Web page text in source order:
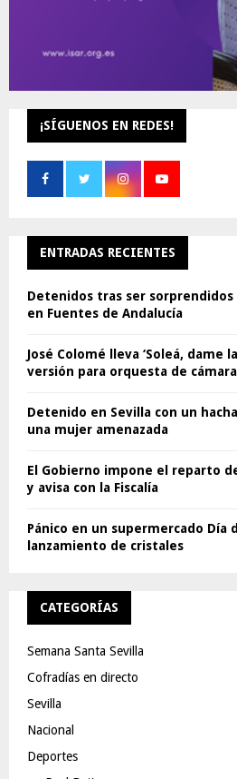
¡SÍGUENOS EN REDES!
ENTRADAS RECIENTES
Detenidos tras ser
en Fuentes de Andalucía
José Colomé lleva ‘Soleá, dame
versión para orquesta de cámara
Detenido en Sevilla con un
una mujer amenazada
El Gobierno impone el reparto
y avisa con la Fiscalía
Pánico en un supermercado Día
lanzamiento de cristales
CATEGORÍAS
Semana Santa Sevilla
Cofradías en directo
Sevilla
Nacional
Deportes